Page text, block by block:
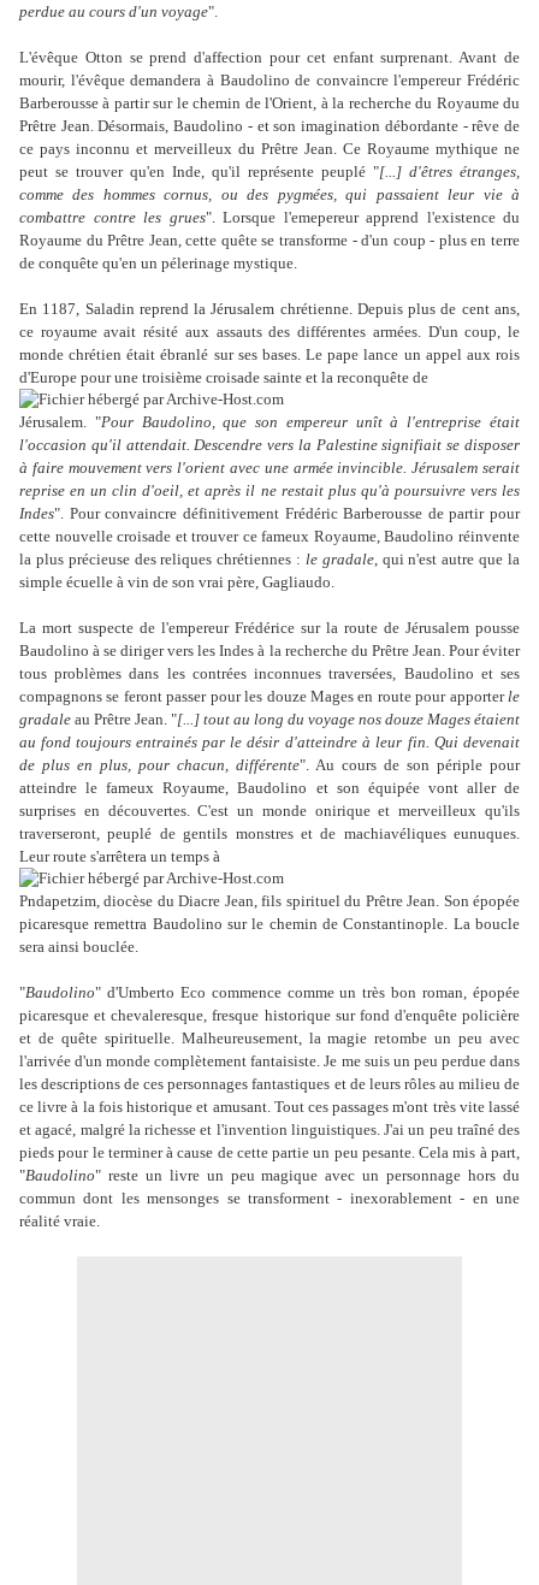
perdue au cours d'un voyage".
L'évêque Otton se prend d'affection pour cet enfant surprenant. Avant de
mourir, l'évêque demandera à Baudolino de convaincre l'empereur Frédéric
Barberousse à partir sur le chemin de l'Orient, à la recherche du Royaume du
Prêtre Jean. Désormais, Baudolino - et son imagination débordante - rêve de
ce pays inconnu et merveilleux du Prêtre Jean. Ce Royaume mythique ne
peut se trouver qu'en Inde, qu'il représente peuplé "[...] d'êtres étranges,
comme des hommes cornus, ou des pygmées, qui passaient leur vie à
combattre contre les grues". Lorsque l'emepereur apprend l'existence du
Royaume du Prêtre Jean, cette quête se transforme - d'un coup - plus en terre
de conquête qu'en un pélerinage mystique.
En 1187, Saladin reprend la Jérusalem chrétienne. Depuis plus de cent ans,
ce royaume avait résité aux assauts des différentes armées. D'un coup, le
monde chrétien était ébranlé sur ses bases. Le pape lance un appel aux rois
d'Europe pour une troisième croisade sainte et la reconquête de
Jérusalem. "Pour Baudolino, que son empereur unît à l'entreprise était
l'occasion qu'il attendait. Descendre vers la Palestine signifiait se disposer
à faire mouvement vers l'orient avec une armée invincible. Jérusalem serait
reprise en un clin d'oeil, et après il ne restait plus qu'à poursuivre vers les
Indes". Pour convaincre définitivement Frédéric Barberousse de partir pour
cette nouvelle croisade et trouver ce fameux Royaume, Baudolino réinvente
la plus précieuse des reliques chrétiennes : le gradale, qui n'est autre que la
simple écuelle à vin de son vrai père, Gagliaudo.
La mort suspecte de l'empereur Frédérice sur la route de Jérusalem pousse
Baudolino à se diriger vers les Indes à la recherche du Prêtre Jean. Pour éviter
tous problèmes dans les contrées inconnues traversées, Baudolino et ses
compagnons se feront passer pour les douze Mages en route pour apporterle
gradale au Prêtre Jean. "[...] tout au long du voyage nos douze Mages étaient
au fond toujours entrainés par le désir d'atteindre à leur fin. Qui devenait
de plus en plus, pour chacun, différente". Au cours de son périple pour
atteindre le fameux Royaume, Baudolino et son équipée vont aller de
surprises en découvertes. C'est un monde onirique et merveilleux qu'ils
traverseront, peuplé de gentils monstres et de machiavéliques eunuques.
Leur route s'arrêtera un temps à
Pndapetzim, diocèse du Diacre Jean, fils spirituel du Prêtre Jean. Son épopée
picaresque remettra Baudolino sur le chemin de Constantinople. La boucle
sera ainsi bouclée.
"Baudolino" d'Umberto Eco commence comme un très bon roman, épopée
picaresque et chevaleresque, fresque historique sur fond d'enquête policière
et de quête spirituelle. Malheureusement, la magie retombe un peu avec
l'arrivée d'un monde complètement fantaisiste. Je me suis un peu perdue dans
les descriptions de ces personnages fantastiques et de leurs rôles au milieu de
ce livre à la fois historique et amusant. Tout ces passages m'ont très vite lassé
et agacé, malgré la richesse et l'invention linguistiques. J'ai un peu traîné des
pieds pour le terminer à cause de cette partie un peu pesante. Cela mis à part,
"Baudolino" reste un livre un peu magique avec un personnage hors du
commun dont les mensonges se transforment - inexorablement - en une
réalité vraie.